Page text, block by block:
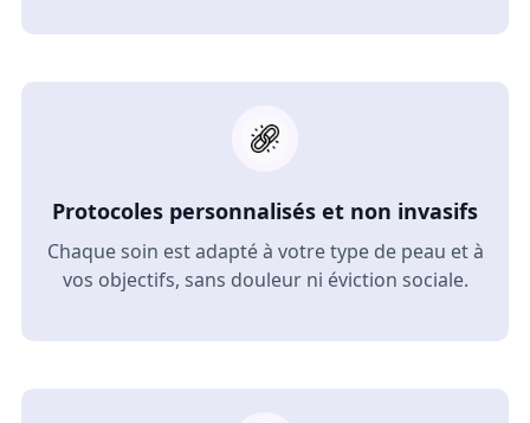
Protocoles personnalisés et non invasifs
Chaque soin est adapté à votre type de peau et à
vos objectifs, sans douleur ni éviction sociale.